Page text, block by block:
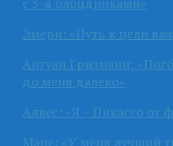
Эмери: «Путь к цели
Антуан Гризманн:
до меня далеко»
Алвес: «Я – Пикассо от
Мане: «У меня лучший